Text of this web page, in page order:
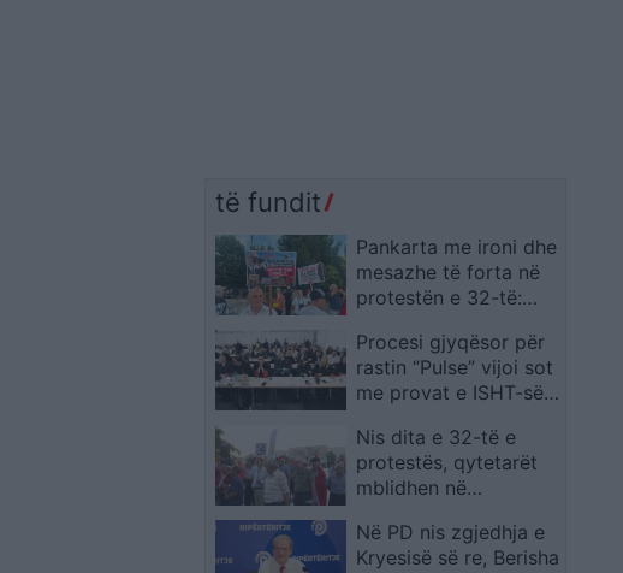
të fundit
Pankarta me ironi dhe
mesazhe të forta në
protestën e 32-të:
këtu” dhe “Nuk e blen
dot heshtjen tonë”
Procesi gjyqësor për
rastin “Pulse” vijoi sot
me provat e ISHT-së,
më 6 korrik
Nis dita e 32-të e
protestës, qytetarët
mblidhen në
pritet marshimi drejt
Kryeministrisë
Në PD nis zgjedhja e
Kryesisë së re, Berisha